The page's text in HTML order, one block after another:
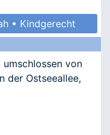
• Kindgerecht
von
der Ostseeallee,